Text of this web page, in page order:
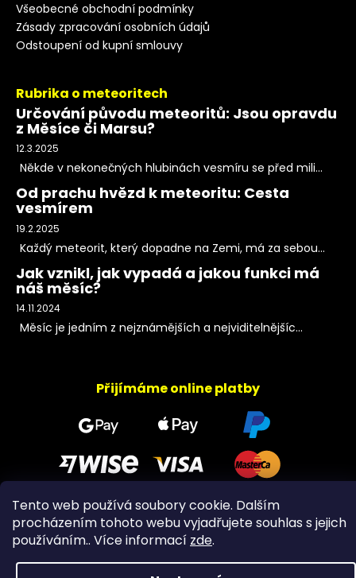
Tento web používá soubory cookie. Dalším
procházením tohoto webu vyjadřujete souhlas s jejich
používáním.. Více informací zde.
Všeobecné obchodní podmínky
Zásady zpracování osobních údajů
Odstoupení od kupní smlouvy
Rubrika o meteoritech
Určování původu meteoritů: Jsou opravdu
z Měsíce či Marsu?
12.3.2025
Někde v nekonečných hlubinách vesmíru se před mili...
Od prachu hvězd k meteoritu: Cesta
vesmírem
19.2.2025
Každý meteorit, který dopadne na Zemi, má za sebou...
Jak vznikl, jak vypadá a jakou funkci má
náš měsíc?
14.11.2024
Měsíc je jedním z nejznámějších a nejviditelnějšíc...
Přijímáme online platby
Copyright 2026PeltramMinerals. Všechna práva
vyhrazena.